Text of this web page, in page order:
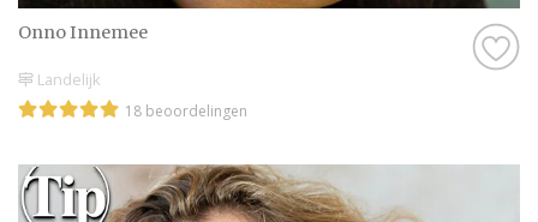
Onno Innemee
Landelijk
18 beoordelingen